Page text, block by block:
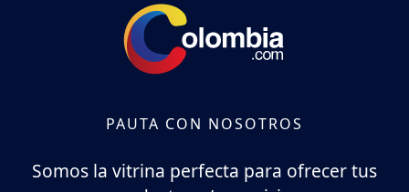
PAUTA CON NOSOTROS
Somos la vitrina perfecta para ofrecer tus